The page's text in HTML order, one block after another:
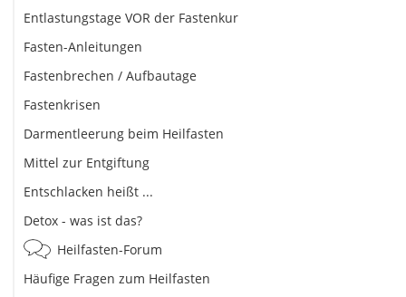
Entlastungstage VOR der Fastenkur
Fasten-Anleitungen
Fastenbrechen / Aufbautage
Fastenkrisen
Darmentleerung beim Heilfasten
Mittel zur Entgiftung
Entschlacken heißt ...
Detox - was ist das?
Heilfasten-Forum
Häufige Fragen zum Heilfasten